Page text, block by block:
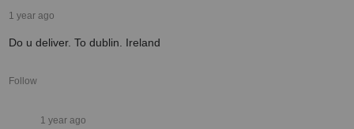
1 year ago
Do u deliver. To dublin. Ireland
Follow
1 year ago